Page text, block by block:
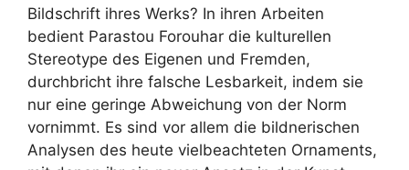
Bildschrift ihres Werks? In ihren Arbeiten
bedient Parastou Forouhar die kulturellen
Stereotype des Eigenen und Fremden,
durchbricht ihre falsche Lesbarkeit, indem sie
nur eine geringe Abweichung von der Norm
vornimmt. Es sind vor allem die bildnerischen
Analysen des heute vielbeachteten Ornaments,